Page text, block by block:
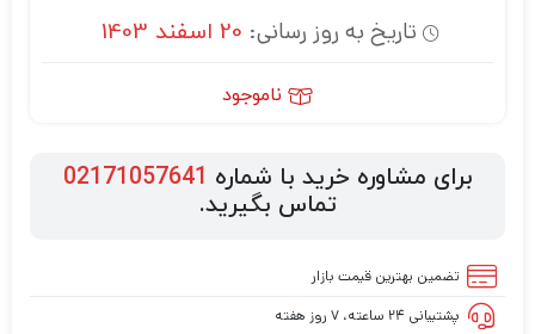
تاریخ به روز رسانی: 20 اسفند 1403
ناموجود
برای مشاوره خرید با شماره 02171057641
تماس بگیرید.
تضمین بهترین قیمت بازار
پشتیبانی ۲۴ ساعته، ۷ روز هفته